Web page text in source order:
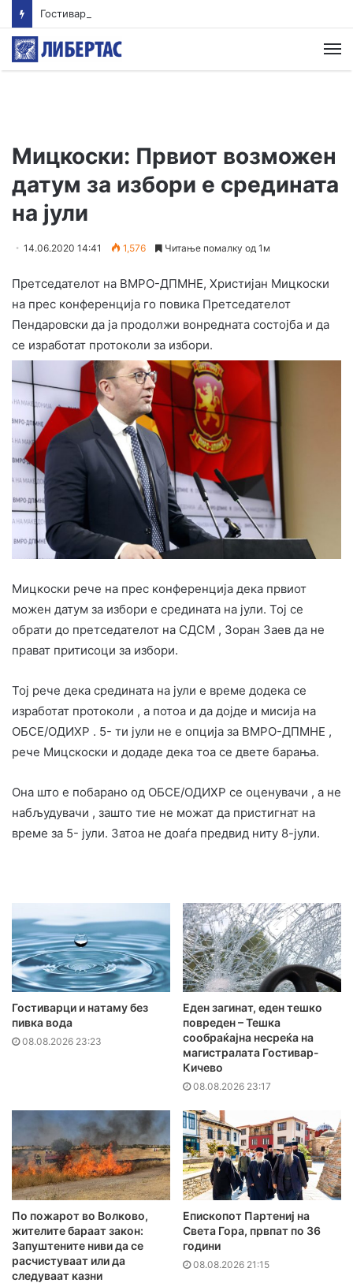
Гостиварци и натаму без пивка вода
Мицкоски: Првиот возможен
датум за избори е средината
на јули
14.06.2020 14:41 1,576 Читање помалку од 1м
Претседателот на ВМРО-ДПМНЕ, Христијан Мицкоски
на прес конференција го повика Претседателот
Пендаровски да ја продолжи вонредната состојба и да
се изработат протоколи за избори.
Мицкоски рече на прес конференција дека првиот
можен датум за избори е средината на јули. Тој се
обрати до претседателот на СДСМ , Зоран Заев да не
прават притисоци за избори.
Тој рече дека средината на јули е време додека се
изработат протоколи , а потоа и да дојде и мисија на
ОБСЕ/ОДИХР . 5- ти јули не е опција за ВМРО-ДПМНЕ ,
рече Мицскоски и додаде дека тоа се двете барања.
Она што е побарано од ОБСЕ/ОДИХР се оценувачи , а не
набљудувачи , зашто тие не можат да пристигнат на
време за 5- јули. Затоа не доаѓа предвид ниту 8-јули.
Гостиварци и натаму без
пивка вода
08.08.2026 23:23
Еден загинат, еден тешко
повреден – Тешка
сообраќајна несреќа на
магистралата Гостивар-
Кичево
08.08.2026 23:17
По пожарот во Волково,
жителите бараат закон:
Запуштените ниви да се
расчистуваат или да
следуваат казни
Епископот Партениј на
Света Гора, првпат по 36
години
08.08.2026 21:15